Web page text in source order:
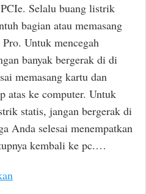
Selalu buang listrik
bagian atau memasang
Untuk mencegah
banyak bergerak di di
memasang kartu dan
atas ke computer. Untuk
statis, jangan bergerak di
Anda selesai menempatkan
kembali ke pc.…